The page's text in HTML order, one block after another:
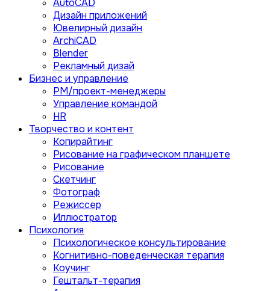
AutoCAD
Дизайн приложений
Ювелирный дизайн
ArchiCAD
Blender
Рекламный дизай
Бизнес и управление
PM/проект-менеджеры
Управление командой
HR
Творчество и контент
Копирайтинг
Рисование на графическом планшете
Рисование
Скетчинг
Фотограф
Режиссер
Иллюстратор
Психология
Психологическое консультирование
Когнитивно-поведенческая терапия
Коучинг
Гештальт-терапия